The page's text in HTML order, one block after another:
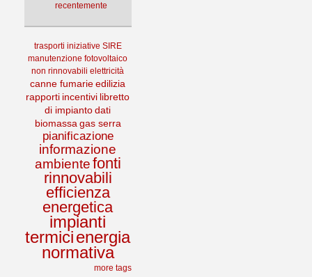
recentemente
trasporti iniziative SIRE
manutenzione fotovoltaico
non rinnovabili elettricità
canne fumarie edilizia
rapporti incentivi libretto
di impianto dati
biomassa gas serra
pianificazione
informazione
ambientefonti
rinnovabili
efficienza
energetica
impianti
termicienergia
normativa
more tags